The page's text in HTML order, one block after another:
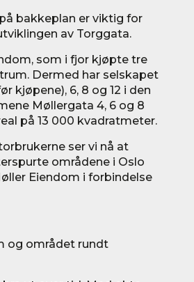
bakkeplan er viktig for
av Torggata.
som i fjor kjøpte tre
Dermed har selskapet
kjøpene), 6, 8 og 12 i den
Møllergata 4, 6 og 8
på 13 000 kvadratmeter.
ser vi nå at
områdene i Oslo
Eiendom i forbindelse
og området rundt